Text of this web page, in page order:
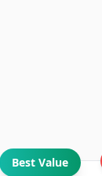
Best Value